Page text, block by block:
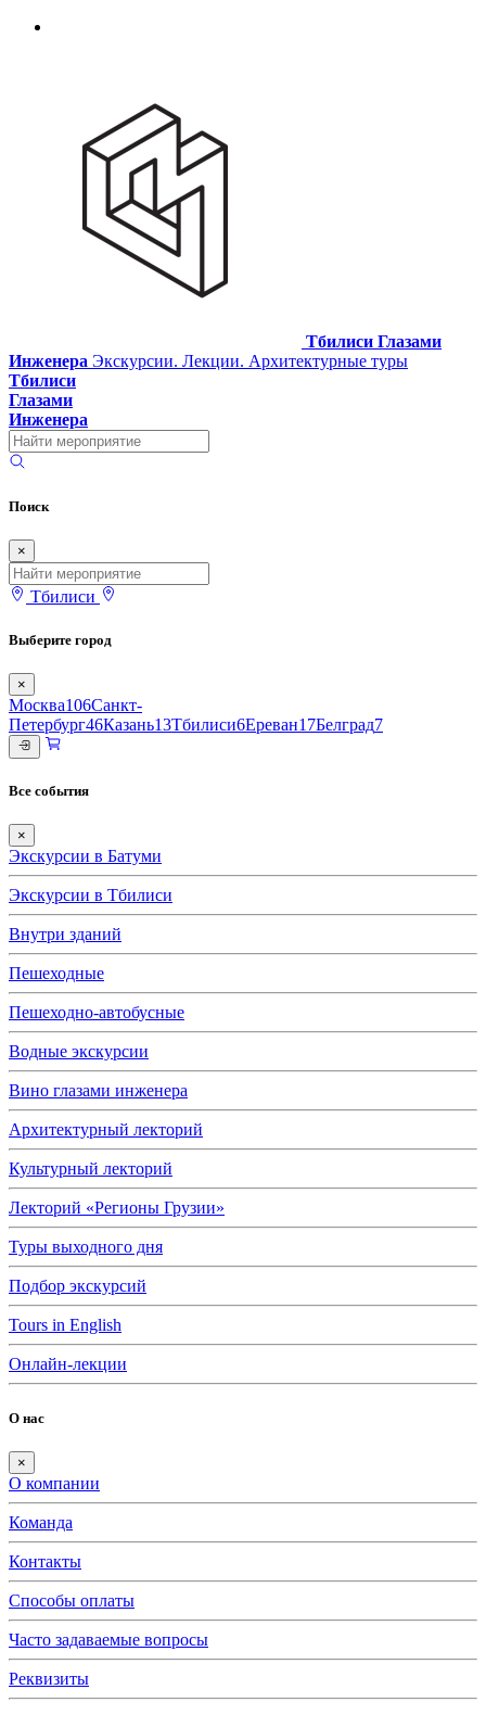
Тбилиси Глазами
Инженера Экскурсии. Лекции. Архитектурные туры
Тбилиси
Глазами
Инженера
Поиск
×
Тбилиси
Выберите город
×
Москва106Санкт-
Петербург46Казань13Тбилиси6Ереван17Белград7
Все события
×
Экскурсии в Батуми
Экскурсии в Тбилиси
Внутри зданий
Пешеходные
Пешеходно-автобусные
Водные экскурсии
Вино глазами инженера
Архитектурный лекторий
Культурный лекторий
Лекторий «Регионы Грузии»
Туры выходного дня
Подбор экскурсий
Tours in English
Онлайн-лекции
О нас
×
О компании
Команда
Контакты
Способы оплаты
Часто задаваемые вопросы
Реквизиты